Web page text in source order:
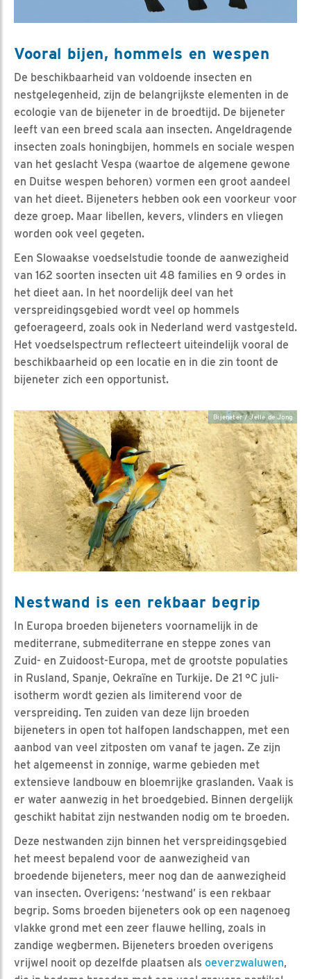
Vooral bijen, hommels en wespen
De beschikbaarheid van voldoende insecten en
nestgelegenheid, zijn de belangrijkste elementen in de
ecologie van de bijeneter in de broedtijd. De bijeneter
leeft van een breed scala aan insecten. Angeldragende
insecten zoals honingbijen, hommels en sociale wespen
van het geslacht Vespa (waartoe de algemene gewone
en Duitse wespen behoren) vormen een groot aandeel
van het dieet. Bijeneters hebben ook een voorkeur voor
deze groep. Maar libellen, kevers, vlinders en vliegen
worden ook veel gegeten.
Een Slowaakse voedselstudie toonde de aanwezigheid
van 162 soorten insecten uit 48 families en 9 ordes in
het dieet aan. In het noordelijk deel van het
verspreidingsgebied wordt veel op hommels
gefoerageerd, zoals ook in Nederland werd vastgesteld.
Het voedselspectrum reflecteert uiteindelijk vooral de
beschikbaarheid op een locatie en in die zin toont de
bijeneter zich een opportunist.
Bijeneter / Jelle de Jong
Nestwand is een rekbaar begrip
In Europa broeden bijeneters voornamelijk in de
mediterrane, submediterrane en steppe zones van
Zuid- en Zuidoost-Europa, met de grootste populaties
in Rusland, Spanje, Oekraïne en Turkije. De 21 °C juli-
isotherm wordt gezien als limiterend voor de
verspreiding. Ten zuiden van deze lijn broeden
bijeneters in open tot halfopen landschappen, met een
aanbod van veel zitposten om vanaf te jagen. Ze zijn
het algemeenst in zonnige, warme gebieden met
extensieve landbouw en bloemrijke graslanden. Vaak is
er water aanwezig in het broedgebied. Binnen dergelijk
geschikt habitat zijn nestwanden nodig om te broeden.
Deze nestwanden zijn binnen het verspreidingsgebied
het meest bepalend voor de aanwezigheid van
broedende bijeneters, meer nog dan de aanwezigheid
van insecten. Overigens: ‘nestwand’ is een rekbaar
begrip. Soms broeden bijeneters ook op een nagenoeg
vlakke grond met een zeer flauwe helling, zoals in
zandige wegbermen. Bijeneters broeden overigens
vrijwel nooit op dezelfde plaatsen als oeverzwaluwen,